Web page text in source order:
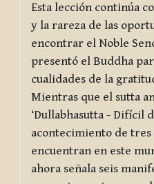
Esta lección continúa
y la rareza de las
encontrar el Noble
presentó el Buddha
cualidades de la
Mientras que el sutta
‘Dullabhasutta - Difícil
acontecimiento de
encuentran en este
ahora señala seis